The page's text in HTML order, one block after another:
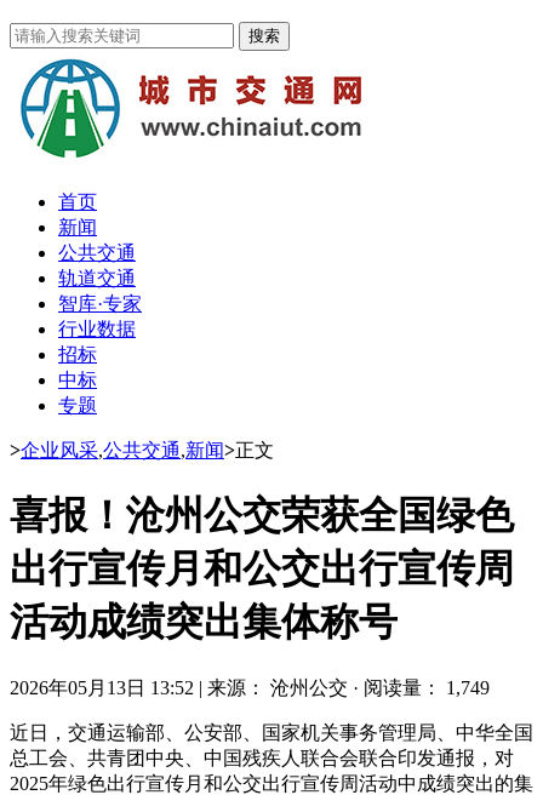
首页
新闻
公共交通
轨道交通
智库·专家
行业数据
招标
中标
专题
>企业风采,公共交通,新闻>正文
喜报！沧州公交荣获全国绿色
出行宣传月和公交出行宣传周
活动成绩突出集体称号
2026年05月13日 13:52 | 来源： 沧州公交 · 阅读量： 1,749
近日，交通运输部、公安部、国家机关事务管理局、中华全国
总工会、共青团中央、中国残疾人联合会联合印发通报，对
2025年绿色出行宣传月和公交出行宣传周活动中成绩突出的集